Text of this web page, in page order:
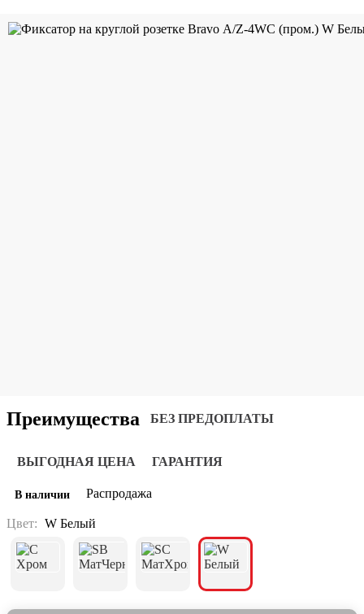
Преимущества БЕЗ ПРЕДОПЛАТЫ
ВЫГОДНАЯ ЦЕНА ГАРАНТИЯ
В наличии Распродажа
Цвет: W Белый